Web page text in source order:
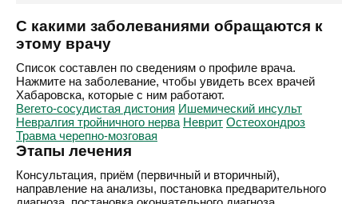
С какими заболеваниями обращаются к
этому врачу
Список составлен по сведениям о профиле врача.
Нажмите на заболевание, чтобы увидеть всех врачей
Хабаровска, которые с ним работают.
Вегето-сосудистая дистония Ишемический инсульт
Невралгия тройничного нерва Неврит Остеохондроз
Травма черепно-мозговая
Этапы лечения
Консультация, приём (первичный и вторичный),
направление на анализы, постановка предварительного